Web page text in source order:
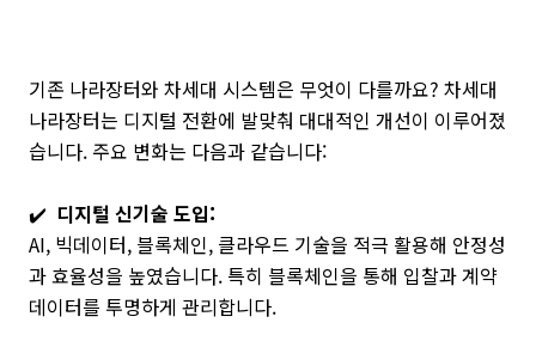
기존 나라장터와 차세대 시스템은 무엇이 다를까요? 차세대
나라장터는 디지털 전환에 발맞춰 대대적인 개선이 이루어졌
습니다. 주요 변화는 다음과 같습니다:
✔️ 디지털 신기술 도입:
AI, 빅데이터, 블록체인, 클라우드 기술을 적극 활용해 안정성
과 효율성을 높였습니다. 특히 블록체인을 통해 입찰과 계약
데이터를 투명하게 관리합니다.